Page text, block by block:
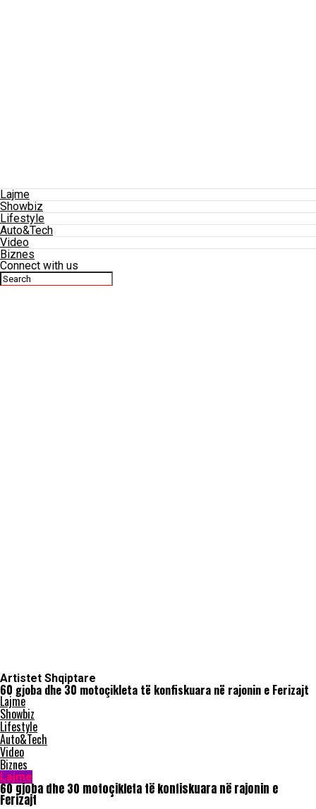
Lajme
Showbiz
Lifestyle
Auto&Tech
Video
Biznes
Connect with us
Artistet Shqiptare
60 gjoba dhe 30 motoçikleta të konfiskuara në rajonin e Ferizajt
Lajme
Showbiz
Lifestyle
Auto&Tech
Video
Biznes
Lajme
60 gjoba dhe 30 motoçikleta të konfiskuara në rajonin e
Ferizajt